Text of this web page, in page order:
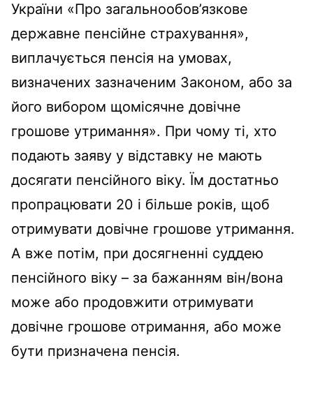
України «Про загальнообов’язкове
державне пенсійне страхування»,
виплачується пенсія на умовах,
визначених зазначеним Законом, або за
його вибором щомісячне довічне
грошове утримання». При чому ті, хто
подають заяву у відставку не мають
досягати пенсійного віку. Їм достатньо
пропрацювати 20 і більше років, щоб
отримувати довічне грошове утримання.
А вже потім, при досягненні суддею
пенсійного віку – за бажанням він/вона
може або продовжити отримувати
довічне грошове отримання, або може
бути призначена пенсія.